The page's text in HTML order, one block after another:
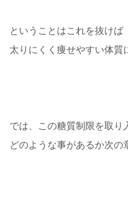
ということはこれを抜けば
太りにくく痩せやすい体質
では、この糖質制限を取り
どのような事があるか次の